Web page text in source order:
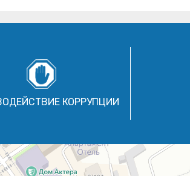
КОРРУПЦИИ